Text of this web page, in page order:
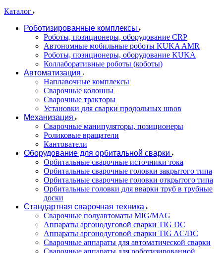
Каталог
Роботизированные комплексы
Роботы, позиционеры, оборудование CRP
Автономные мобильные роботы KUKA AMR
Роботы, позиционеры, оборудование KUKA
Коллаборативные роботы (коботы)
Автоматизация
Наплавочные комплексы
Сварочные колонны
Сварочные тракторы
Установки для сварки продольных швов
Механизация
Сварочные манипуляторы, позиционеры
Роликовые вращатели
Кантователи
Оборудование для орбитальной сварки
Орбитальные сварочные источники тока
Орбитальные сварочные головки закрытого типа
Орбитальные сварочные головки открытого типа
Орбитальные головки для вварки труб в трубные
доски
Стандартная сварочная техника
Сварочные полуавтоматы MIG/MAG
Аппараты аргонодуговой сварки TIG DC
Аппараты аргонодуговой сварки TIG AC/DC
Сварочные аппараты для автоматической сварки
Сварочные аппараты для роботизированной